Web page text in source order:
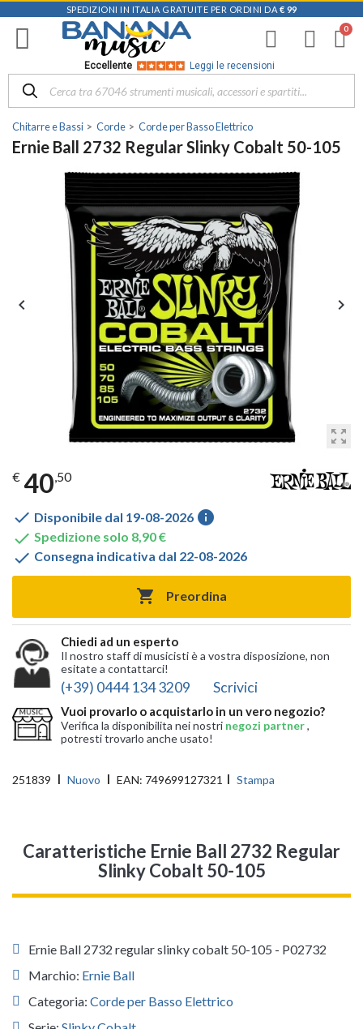
SPEDIZIONI IN ITALIA GRATUITE PER ORDINI DA € 99
Eccellente Leggi le recensioni
Chitarre e Bassi Corde Corde per Basso Elettrico
Ernie Ball 2732 Regular Slinky Cobalt 50-105
zoom_out_map
 
€ 40,50
 Disponibile dal 19-08-2026 info
 Spedizione solo 8,90 €
 Consegna indicativa dal 22-08-2026
 Preordina
Chiedi ad un esperto
Il nostro staff di musicisti è a vostra disposizione, non
esitate a contattarci!
(+39) 0444 134 3209 Scrivici
Vuoi provarlo o acquistarlo in un vero negozio?
Verifica la disponibilita nei nostri negozi partner,
potresti trovarlo anche usato!
251839 Nuovo EAN: 749699127321 Stampa
Caratteristiche Ernie Ball 2732 Regular
Slinky Cobalt 50-105
Ernie Ball 2732 regular slinky cobalt 50-105 - P02732
Marchio: Ernie Ball
Categoria: Corde per Basso Elettrico